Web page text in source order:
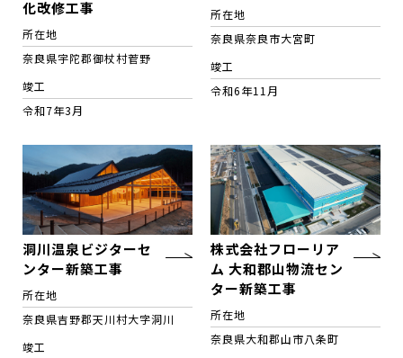
化改修工事
所在地
奈良県宇陀郡御杖村菅野
竣工
令和7年3月
所在地
奈良県奈良市大宮町
竣工
令和6年11月
洞川温泉ビジターセ
ンター新築工事
所在地
奈良県吉野郡天川村大字洞川
竣工
株式会社フローリア
ム 大和郡山物流セン
ター新築工事
所在地
奈良県大和郡山市八条町